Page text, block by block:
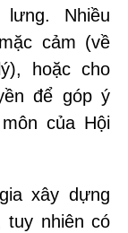
Nhiều
cảm (về
hoặc cho
để góp ý
của Hội
xây dựng
nhiên có